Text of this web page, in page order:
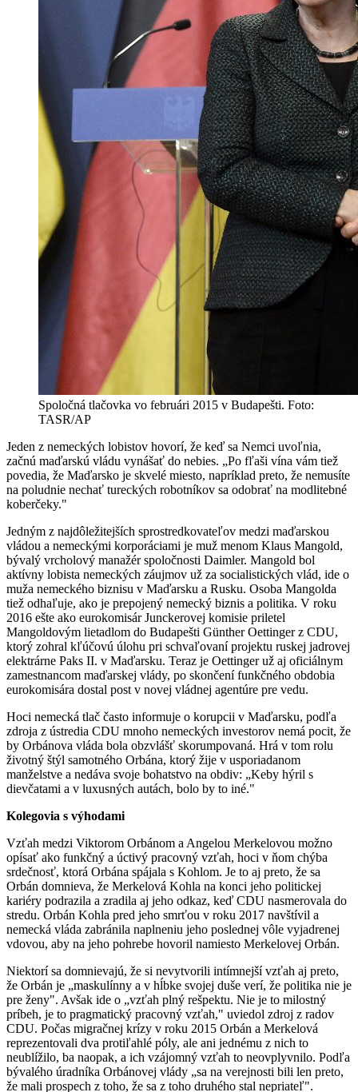
Spoločná tlačovka vo februári 2015 v Budapešti. Foto:
TASR/AP
Jeden z nemeckých lobistov hovorí, že keď sa Nemci uvoľnia,
začnú maďarskú vládu vynášať do nebies. „Po fľaši vína vám tiež
povedia, že Maďarsko je skvelé miesto, napríklad preto, že nemusíte
na poludnie nechať tureckých robotníkov sa odobrať na modlitebné
koberčeky."
Jedným z najdôležitejších sprostredkovateľov medzi maďarskou
vládou a nemeckými korporáciami je muž menom Klaus Mangold,
bývalý vrcholový manažér spoločnosti Daimler. Mangold bol
aktívny lobista nemeckých záujmov už za socialistických vlád, ide o
muža nemeckého biznisu v Maďarsku a Rusku. Osoba Mangolda
tiež odhaľuje, ako je prepojený nemecký biznis a politika. V roku
2016 ešte ako eurokomisár Junckerovej komisie priletel
Mangoldovým lietadlom do Budapešti Günther Oettinger z CDU,
ktorý zohral kľúčovú úlohu pri schvaľovaní projektu ruskej jadrovej
elektrárne Paks II. v Maďarsku. Teraz je Oettinger už aj oficiálnym
zamestnancom maďarskej vlády, po skončení funkčného obdobia
eurokomisára dostal post v novej vládnej agentúre pre vedu.
Hoci nemecká tlač často informuje o korupcii v Maďarsku, podľa
zdroja z ústredia CDU mnoho nemeckých investorov nemá pocit, že
by Orbánova vláda bola obzvlášť skorumpovaná. Hrá v tom rolu
životný štýl samotného Orbána, ktorý žije v usporiadanom
manželstve a nedáva svoje bohatstvo na obdiv: „Keby hýril s
dievčatami a v luxusných autách, bolo by to iné."
Kolegovia s výhodami
Vzťah medzi Viktorom Orbánom a Angelou Merkelovou možno
opísať ako funkčný a úctivý pracovný vzťah, hoci v ňom chýba
srdečnosť, ktorá Orbána spájala s Kohlom. Je to aj preto, že sa
Orbán domnieva, že Merkelová Kohla na konci jeho politickej
kariéry podrazila a zradila aj jeho odkaz, keď CDU nasmerovala do
stredu. Orbán Kohla pred jeho smrťou v roku 2017 navštívil a
nemecká vláda zabránila naplneniu jeho poslednej vôle vyjadrenej
vdovou, aby na jeho pohrebe hovoril namiesto Merkelovej Orbán.
Niektorí sa domnievajú, že si nevytvorili intímnejší vzťah aj preto,
že Orbán je „maskulínny a v hĺbke svojej duše verí, že politika nie je
pre ženy". Avšak ide o „vzťah plný rešpektu. Nie je to milostný
príbeh, je to pragmatický pracovný vzťah," uviedol zdroj z radov
CDU. Počas migračnej krízy v roku 2015 Orbán a Merkelová
reprezentovali dva protiľahlé póly, ale ani jednému z nich to
neublížilo, ba naopak, a ich vzájomný vzťah to neovplyvnilo. Podľa
bývalého úradníka Orbánovej vlády „sa na verejnosti bili len preto,
že mali prospech z toho, že sa z toho druhého stal nepriateľ".